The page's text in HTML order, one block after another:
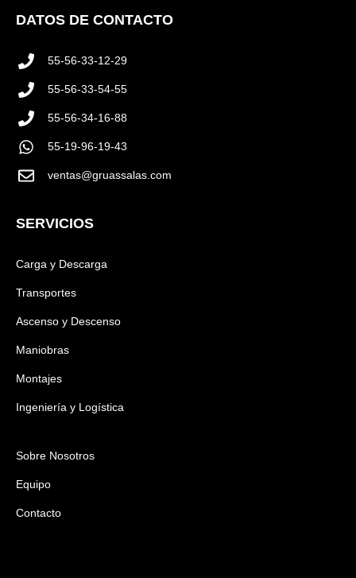
DATOS DE CONTACTO
55-56-33-12-29
55-56-33-54-55
55-56-34-16-88
55-19-96-19-43
ventas@gruassalas.com
SERVICIOS
Carga y Descarga
Transportes
Ascenso y Descenso
Maniobras
Montajes
Ingeniería y Logística
Sobre Nosotros
Equipo
Contacto